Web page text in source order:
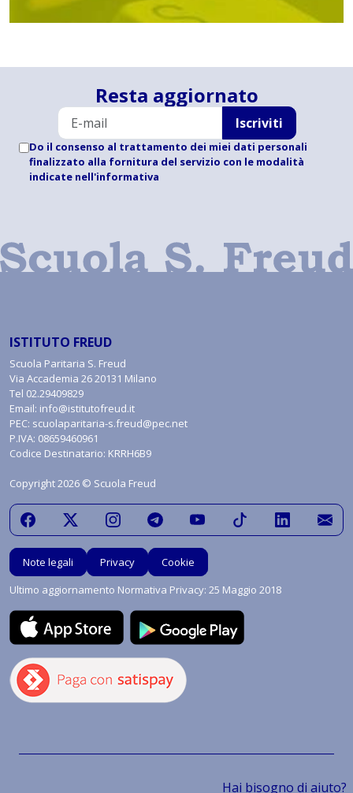
Hai bisogno di aiuto?
Resta aggiornato
Iscriviti
Do il consenso al trattamento dei miei dati personali
finalizzato alla fornitura del servizio con le modalità
indicate nell'informativa
ISTITUTO FREUD
Scuola Paritaria S. Freud
Via Accademia 26 20131 Milano
Tel 02.29409829
Email: info@istitutofreud.it
PEC: scuolaparitaria-s.freud@pec.net
P.IVA: 08659460961
Codice Destinatario: KRRH6B9
Copyright 2026 © Scuola Freud
Note legali Privacy
Cookie
Ultimo aggiornamento Normativa Privacy: 25 Maggio 2018